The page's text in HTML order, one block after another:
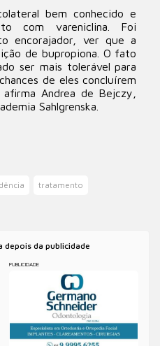
bem conhecido e
com vareniclina. Foi
encorajador, ver que a
de bupropiona. O fato
ser mais tolerável para
de eles concluírem
Andrea de Bejczy,
Sahlgrenska.
tratamento
da publicidade
PUBLICIDADE